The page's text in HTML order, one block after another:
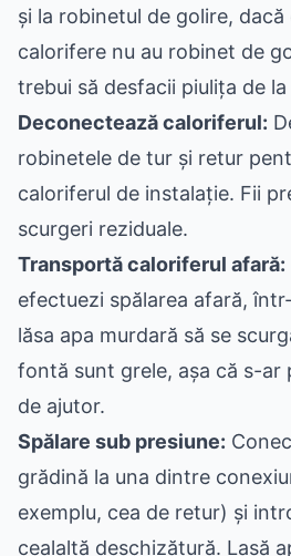
și la robinetul de golire, dacă
calorifere nu au robinet de
trebui să desfacii piulița de
Deconectează caloriferul:
robinetele de tur și retur
caloriferul de instalație. Fii
scurgeri reziduale.
Transportă caloriferul afară:
efectuezi spălarea afară,
lăsa apa murdară să se
fontă sunt grele, așa că s-ar
de ajutor.
Spălare sub presiune:
grădină la una dintre
exemplu, cea de retur) și
cealaltă deschizătură. Lasă